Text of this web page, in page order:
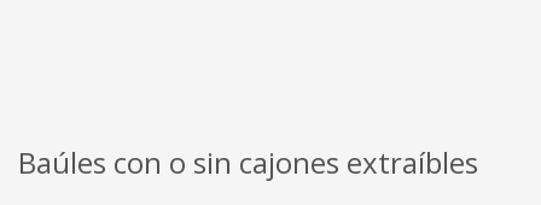
Baúles con o sin cajones extraíbles